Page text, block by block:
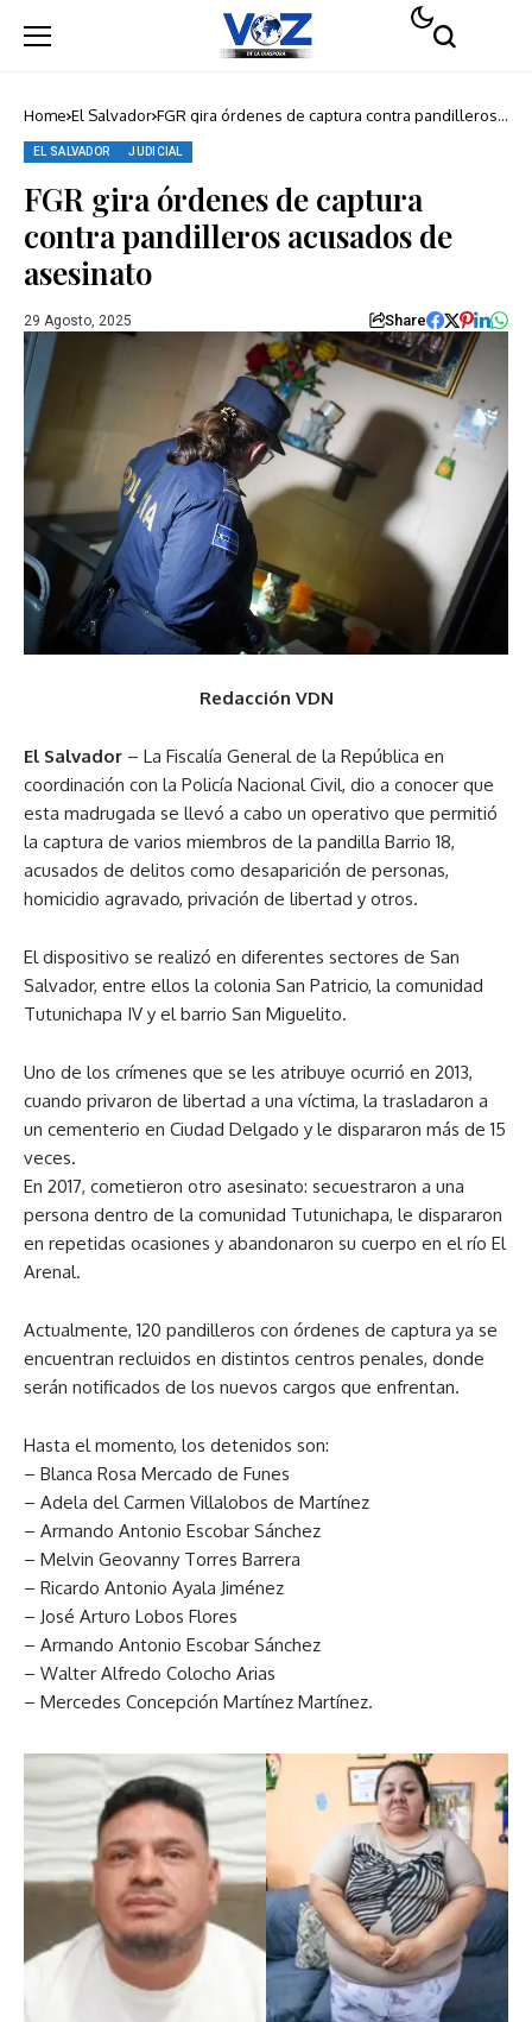
Home El Salvador FGR gira órdenes de captura contra pandilleros
EL SALVADOR JUDICIAL
FGR gira órdenes de captura
contra pandilleros acusados de
asesinato
29 Agosto, 2025 Share
Redacción VDN
El Salvador – La Fiscalía General de la República en
coordinación con la Policía Nacional Civil, dio a conocer que
esta madrugada se llevó a cabo un operativo que permitió
la captura de varios miembros de la pandilla Barrio 18,
acusados de delitos como desaparición de personas,
homicidio agravado, privación de libertad y otros.
El dispositivo se realizó en diferentes sectores de San
Salvador, entre ellos la colonia San Patricio, la comunidad
Tutunichapa IV y el barrio San Miguelito.
Uno de los crímenes que se les atribuye ocurrió en 2013,
cuando privaron de libertad a una víctima, la trasladaron a
un cementerio en Ciudad Delgado y le dispararon más de 15
veces.
En 2017, cometieron otro asesinato: secuestraron a una
persona dentro de la comunidad Tutunichapa, le dispararon
en repetidas ocasiones y abandonaron su cuerpo en el río El
Arenal.
Actualmente, 120 pandilleros con órdenes de captura ya se
encuentran recluidos en distintos centros penales, donde
serán notificados de los nuevos cargos que enfrentan.
Hasta el momento, los detenidos son:
– Blanca Rosa Mercado de Funes
– Adela del Carmen Villalobos de Martínez
– Armando Antonio Escobar Sánchez
– Melvin Geovanny Torres Barrera
– Ricardo Antonio Ayala Jiménez
– José Arturo Lobos Flores
– Armando Antonio Escobar Sánchez
– Walter Alfredo Colocho Arias
– Mercedes Concepción Martínez Martínez.